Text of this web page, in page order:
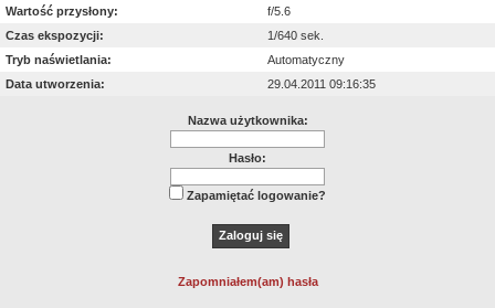
Wartość przysłony:
f/5.6
Czas ekspozycji:
1/640 sek.
Tryb naświetlania:
Automatyczny
Data utworzenia:
29.04.2011 09:16:35
Nazwa użytkownika:
Hasło:
Zapamiętać logowanie?
Zapomniałem(am) hasła